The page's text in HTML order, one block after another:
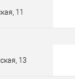
11
13